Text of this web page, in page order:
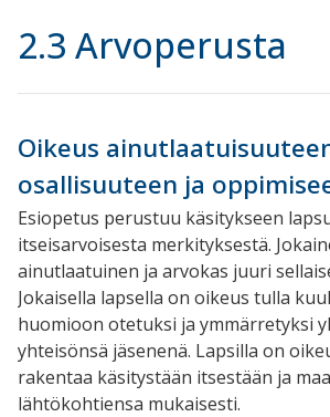
2.3 Arvoperusta
Oikeus
osallisuuteen ja
Esiopetus perustuu käsitykseen
itseisarvoisesta merkityksestä.
ainutlaatuinen ja arvokas juuri
Jokaisella lapsella on oikeus tulla
huomioon otetuksi ja ymmärretyksi
yhteisönsä jäsenenä. Lapsilla on
rakentaa käsitystään itsestään ja
lähtökohtiensa mukaisesti.